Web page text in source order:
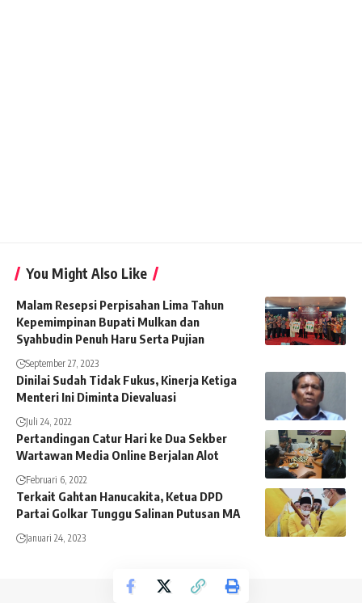
You Might Also Like
Malam Resepsi Perpisahan Lima Tahun
Kepemimpinan Bupati Mulkan dan
Syahbudin Penuh Haru Serta Pujian
September 27, 2023
Dinilai Sudah Tidak Fukus, Kinerja Ketiga
Menteri Ini Diminta Dievaluasi
Juli 24, 2022
Pertandingan Catur Hari ke Dua Sekber
Wartawan Media Online Berjalan Alot
Februari 6, 2022
Terkait Gahtan Hanucakita, Ketua DPD
Partai Golkar Tunggu Salinan Putusan MA
Januari 24, 2023